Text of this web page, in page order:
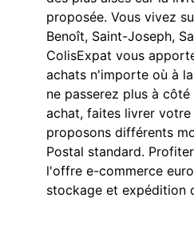
proposée. Vous vivez
Benoît, Saint-Joseph,
ColisExpat vous
achats n'importe où à
ne passerez plus à
achat, faites livrer
proposons différents
Postal standard.
l'offre e-commerce
stockage et expédition